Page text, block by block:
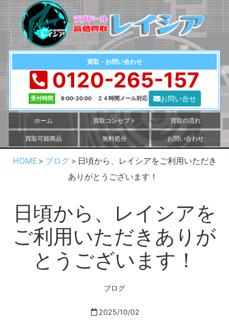
買取・お問い合わせ
0120-265-157
受付時間 9:00-20:00 ２４時間メール対応 お問い合せ
ホーム 買取コンセプト 買取の流れ
買取可能商品 無料処分 お問い合わせ
HOME ブログ
日頃から、レイシアをご利用いただき
ありがとうございます！
日頃から、レイシアを
ご利用いただきありが
とうございます！
ブログ
2025/10/02